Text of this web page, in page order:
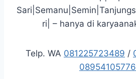
ri| – hanya di
Telp. WA 081225723489 /